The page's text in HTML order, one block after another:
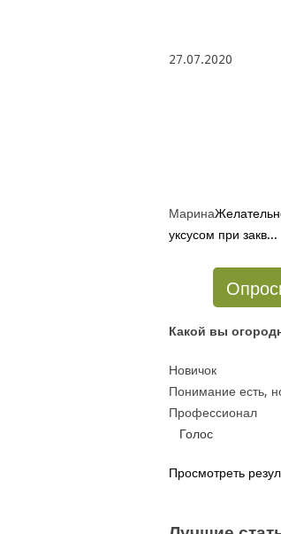
27.07.2020
Марина
уксусом при закв...
Какой вы
Новичок
Понимание есть,
Профессионал
Просмотреть